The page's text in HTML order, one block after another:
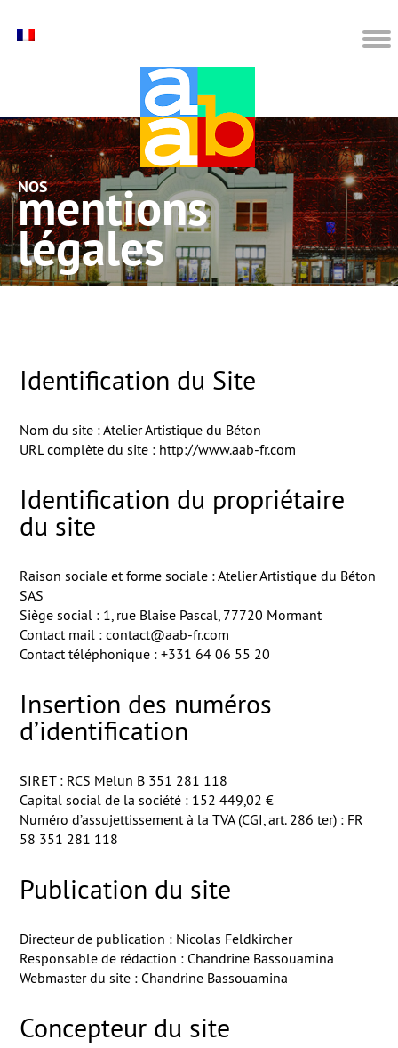
Nos mentions
légales
Identification du Site
Nom du site : Atelier Artistique du Béton
URL complète du site : http://www.aab-fr.com
Identification du propriétaire
du site
Raison sociale et forme sociale : Atelier Artistique du Béton
SAS
Siège social : 1, rue Blaise Pascal, 77720 Mormant
Contact mail : contact@aab-fr.com
Contact téléphonique : +331 64 06 55 20
Insertion des numéros
d’identification
SIRET : RCS Melun B 351 281 118
Capital social de la société : 152 449,02 €
Numéro d’assujettissement à la TVA (CGI, art. 286 ter) : FR
58 351 281 118
Publication du site
Directeur de publication : Nicolas Feldkircher
Responsable de rédaction : Chandrine Bassouamina
Webmaster du site : Chandrine Bassouamina
Concepteur du site